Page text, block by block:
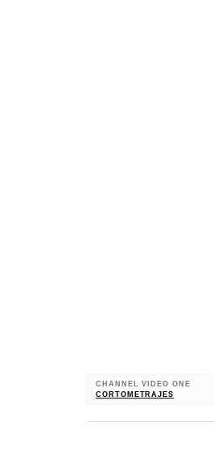
CHANNEL VIDEO ONE
CORTOMETRAJES